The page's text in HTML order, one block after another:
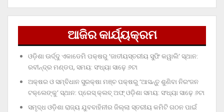
ଆଜିର କାର୍ଯ୍ୟକ୍ରମ
ଓଡ଼ିଶା ଊର୍ଦ୍ଦୁ ଏକାଡେମି ପକ୍ଷରୁ ‘ଜାତୀୟସ୍ତରୀୟ ସୁଫି କୱାଲି’ ସ୍ଥାନ:
ରବୀନ୍ଦ୍ର ମଣ୍ଡପ, ସମୟ: ସଂଧ୍ୟା ସାଢ଼େ ୬ଟା
ଅକ୍ଷର ଓ ସମ୍ବିଧାନ ସୁରକ୍ଷା ମଞ୍ଚ ପକ୍ଷରୁ ‘ଆସନ୍ତୁ ଶୁଣିବା ନିରଂଜନ
ଟକ୍‌ଲେଙ୍କୁ’ ସ୍ଥାନ: ପ୍ରେସ୍‌ କ୍ଲବ୍‌ ଅଫ୍‌ ଓଡ଼ିଶା ସମୟ: ସଂଧ୍ୟା ସାଢ଼େ ୬ଟା
ସମୃଦ୍ଧ ଓଡ଼ିଶା ରାଜ୍ୟ ଯୁବବାହିନୀର ଜିଲ୍ଲା ସ୍ତରୀୟ କମିଟି ଗଠନ ପାଇଁ